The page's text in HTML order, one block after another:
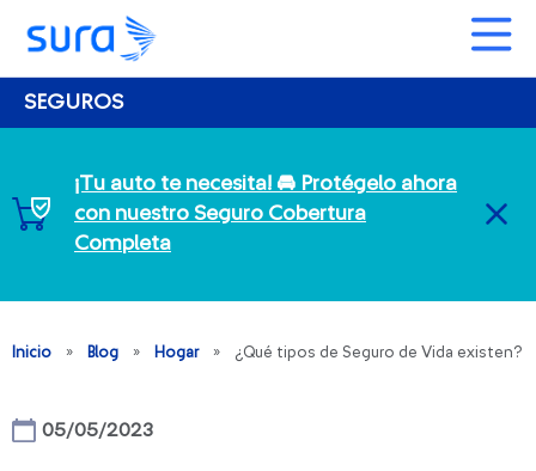
SEGUROS
¡Tu auto te necesita! 🚘 Protégelo ahora
con nuestro Seguro Cobertura
Completa
Inicio » Blog » Hogar » ¿Qué tipos de Seguro de Vida existen?
05/05/2023